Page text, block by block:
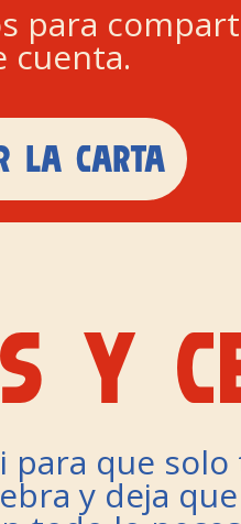
para
cuenta.
LA CARTA
Y
para que
y deja